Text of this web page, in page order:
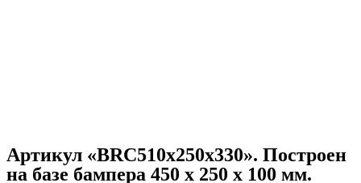
Артикул «BRC510х250х330». Построен
на базе бампера 450 x 250 x 100 мм.